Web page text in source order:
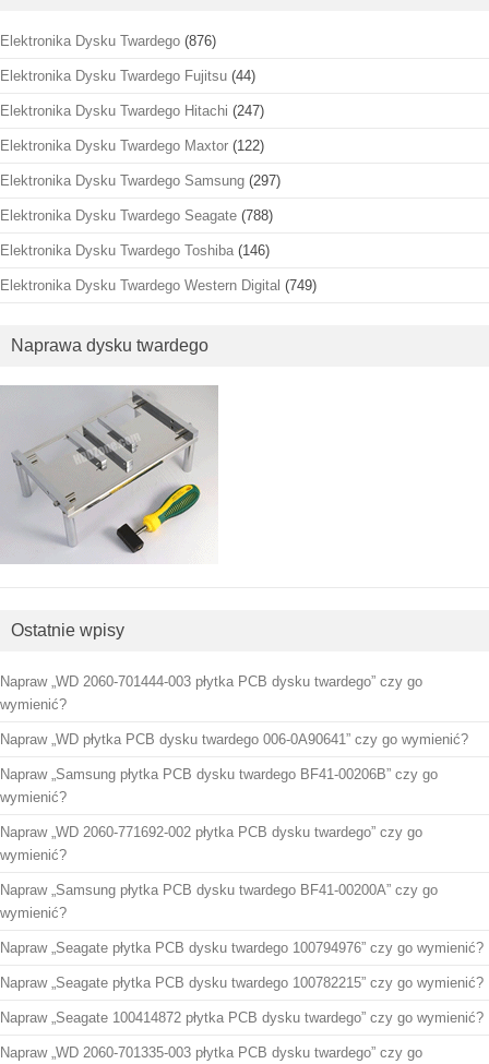
Elektronika Dysku Twardego (876)
Elektronika Dysku Twardego Fujitsu (44)
Elektronika Dysku Twardego Hitachi (247)
Elektronika Dysku Twardego Maxtor (122)
Elektronika Dysku Twardego Samsung (297)
Elektronika Dysku Twardego Seagate (788)
Elektronika Dysku Twardego Toshiba (146)
Elektronika Dysku Twardego Western Digital (749)
Naprawa dysku twardego
Ostatnie wpisy
Napraw „WD 2060-701444-003 płytka PCB dysku twardego” czy go
wymienić?
Napraw „WD płytka PCB dysku twardego 006-0A90641” czy go wymienić?
Napraw „Samsung płytka PCB dysku twardego BF41-00206B” czy go
wymienić?
Napraw „WD 2060-771692-002 płytka PCB dysku twardego” czy go
wymienić?
Napraw „Samsung płytka PCB dysku twardego BF41-00200A” czy go
wymienić?
Napraw „Seagate płytka PCB dysku twardego 100794976” czy go wymienić?
Napraw „Seagate płytka PCB dysku twardego 100782215” czy go wymienić?
Napraw „Seagate 100414872 płytka PCB dysku twardego” czy go wymienić?
Napraw „WD 2060-701335-003 płytka PCB dysku twardego” czy go